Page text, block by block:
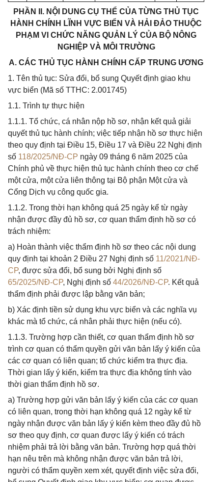
PHẦN II. NỘI DUNG CỤ THỂ CỦA TỪNG THỦ TỤC
HÀNH CHÍNH LĨNH VỰC BIỂN VÀ HẢI ĐẢO THUỘC
PHẠM VI CHỨC NĂNG QUẢN LÝ CỦA BỘ NÔNG
NGHIỆP VÀ MÔI TRƯỜNG
A. CÁC THỦ TỤC HÀNH CHÍNH CẤP TRUNG ƯƠNG
1. Tên thủ tục: Sửa đổi, bổ sung Quyết định giao khu
vực biển (Mã số TTHC: 2.001745)
1.1. Trình tự thực hiện
1.1.1. Tổ chức, cá nhân nộp hồ sơ, nhận kết quả giải
quyết thủ tục hành chính; việc tiếp nhận hồ sơ thực hiện
theo quy định tại Điều 15, Điều 17 và Điều 22 Nghị định
số 118/2025/NĐ-CP ngày 09 tháng 6 năm 2025 của
Chính phủ về thực hiện thủ tục hành chính theo cơ chế
một cửa, một cửa liên thông tại Bộ phận Một cửa và
Cổng Dịch vụ công quốc gia.
1.1.2. Trong thời hạn không quá 25 ngày kể từ ngày
nhận được đầy đủ hồ sơ, cơ quan thẩm định hồ sơ có
trách nhiệm:
a) Hoàn thành việc thẩm định hồ sơ theo các nội dung
quy định tại khoản 2 Điều 27 Nghị định số 11/2021/NĐ-
CP, được sửa đổi, bổ sung bởi Nghị định số
65/2025/NĐ-CP, Nghị định số 44/2026/NĐ-CP. Kết quả
thẩm định phải được lập bằng văn bản;
b) Xác định tiền sử dụng khu vực biển và các nghĩa vụ
khác mà tổ chức, cá nhân phải thực hiện (nếu có).
1.1.3. Trường hợp cần thiết, cơ quan thẩm định hồ sơ
trình cơ quan có thẩm quyền gửi văn bản lấy ý kiến của
các cơ quan có liên quan; tổ chức kiểm tra thực địa.
Thời gian lấy ý kiến, kiểm tra thực địa không tính vào
thời gian thẩm định hồ sơ.
a) Trường hợp gửi văn bản lấy ý kiến của các cơ quan
có liên quan, trong thời hạn không quá 12 ngày kể từ
ngày nhận được văn bản lấy ý kiến kèm theo đầy đủ hồ
sơ theo quy định, cơ quan được lấy ý kiến có trách
nhiệm phải trả lời bằng văn bản. Trường hợp quá thời
hạn nêu trên mà không nhận được văn bản trả lời,
người có thẩm quyền xem xét, quyết định việc sửa đổi,